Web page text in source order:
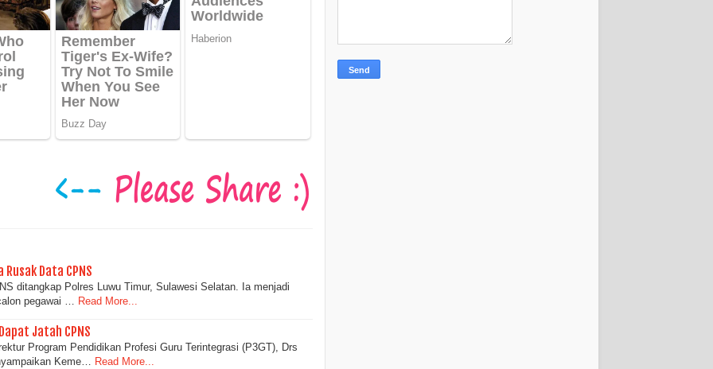
Data CPNS
ditangkap Polres Luwu Timur, Sulawesi Selatan. Ia menjadi
pegawai …
Read More...
Jatah CPNS
Program Pendidikan Profesi Guru Terintegrasi (P3GT), Drs
Keme…
Read More...